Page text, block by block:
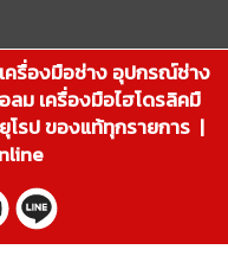
ครื่องมือช่าง อุปกรณ์ช่าง
ลม เครื่องมือไฮโดรลิคมื
รป ของแท้ทุกรายการ |